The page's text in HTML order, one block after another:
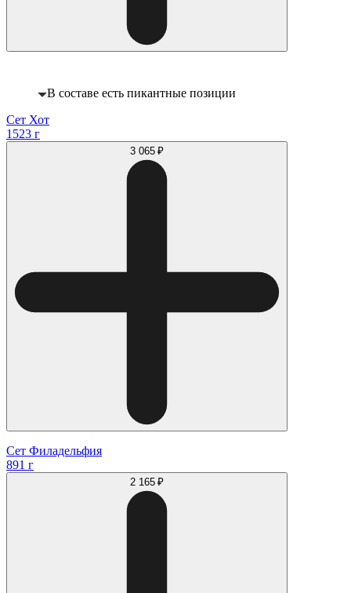
В составе есть пикантные позиции
Сет Хот
1523 г
3 065 ₽
Сет Филадельфия
891 г
2 165 ₽